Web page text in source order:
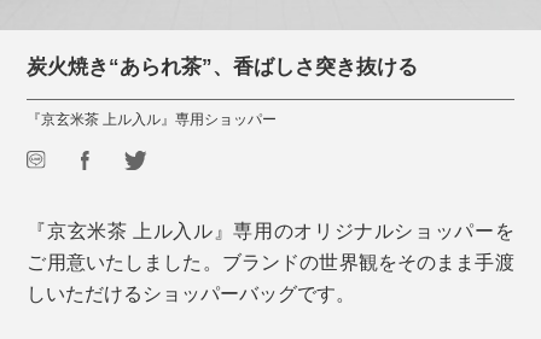
炭火焼き“あられ茶”、香ばしさ突き抜ける
『京玄米茶 上ル入ル』専用ショッパー
『京玄米茶 上ル入ル』専用のオリジナルショッパーを
ご用意いたしました。ブランドの世界観をそのまま手渡
しいただけるショッパーバッグです。